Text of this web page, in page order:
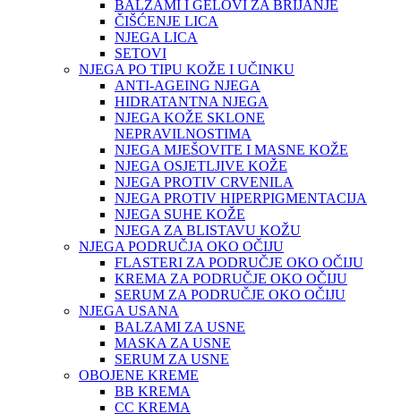
BALZAMI I GELOVI ZA BRIJANJE
ČIŠĆENJE LICA
NJEGA LICA
SETOVI
NJEGA PO TIPU KOŽE I UČINKU
ANTI-AGEING NJEGA
HIDRATANTNA NJEGA
NJEGA KOŽE SKLONE
NEPRAVILNOSTIMA
NJEGA MJEŠOVITE I MASNE KOŽE
NJEGA OSJETLJIVE KOŽE
NJEGA PROTIV CRVENILA
NJEGA PROTIV HIPERPIGMENTACIJA
NJEGA SUHE KOŽE
NJEGA ZA BLISTAVU KOŽU
NJEGA PODRUČJA OKO OČIJU
FLASTERI ZA PODRUČJE OKO OČIJU
KREMA ZA PODRUČJE OKO OČIJU
SERUM ZA PODRUČJE OKO OČIJU
NJEGA USANA
BALZAMI ZA USNE
MASKA ZA USNE
SERUM ZA USNE
OBOJENE KREME
BB KREMA
CC KREMA